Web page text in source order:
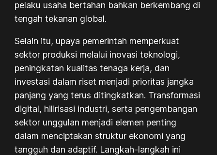
pelaku usaha bertahan bahkan berkembang di
tengah tekanan global.
Selain itu, upaya pemerintah memperkuat
sektor produksi melalui inovasi teknologi,
peningkatan kualitas tenaga kerja, dan
investasi dalam riset menjadi prioritas jangka
panjang yang terus ditingkatkan. Transformasi
digital, hilirisasi industri, serta pengembangan
sektor unggulan menjadi elemen penting
dalam menciptakan struktur ekonomi yang
tangguh dan adaptif. Langkah-langkah ini